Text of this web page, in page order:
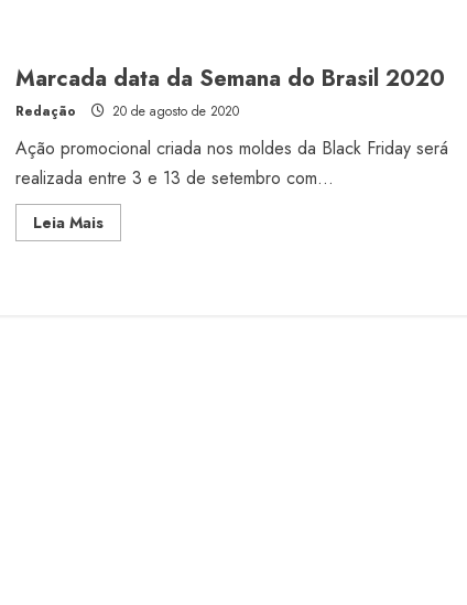
Marcada data da Semana do Brasil 2020
Redação 20 de agosto de 2020
Ação promocional criada nos moldes da Black Friday será
realizada entre 3 e 13 de setembro com...
Leia MaisRead
more